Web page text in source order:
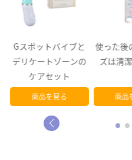
Gスポットバイブと
デリケートゾーンの
ケアセット
商品を見る
使った後
ズは清
商品